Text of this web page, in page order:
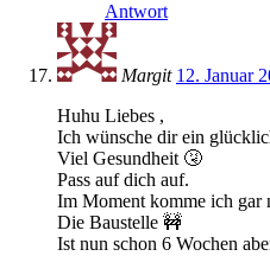
Antwort
Margit 12. Januar
Huhu Liebes ,
Ich wünsche dir ein
Viel Gesundheit 🤧
Pass auf dich auf.
Im Moment komme ich gar
Die Baustelle 🚧
Ist nun schon 6 Wochen